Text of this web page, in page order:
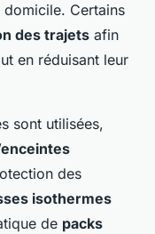
domicile. Certains
des trajets afin
en réduisant leur
sont utilisées,
des
isothermes
de packs